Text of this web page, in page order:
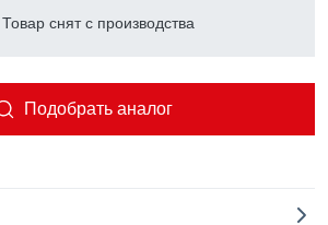
Товар снят с производства
Подобрать аналог